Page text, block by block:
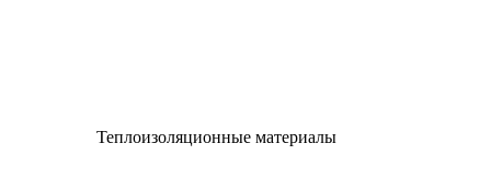
Теплоизоляционные материалы